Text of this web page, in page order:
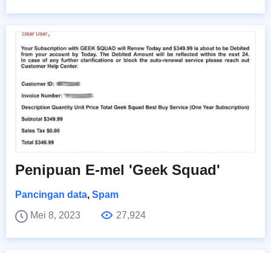
Penipuan E-mel 'Geek Squad'
Pancingan data, Spam
Mei 8, 2023
27,924